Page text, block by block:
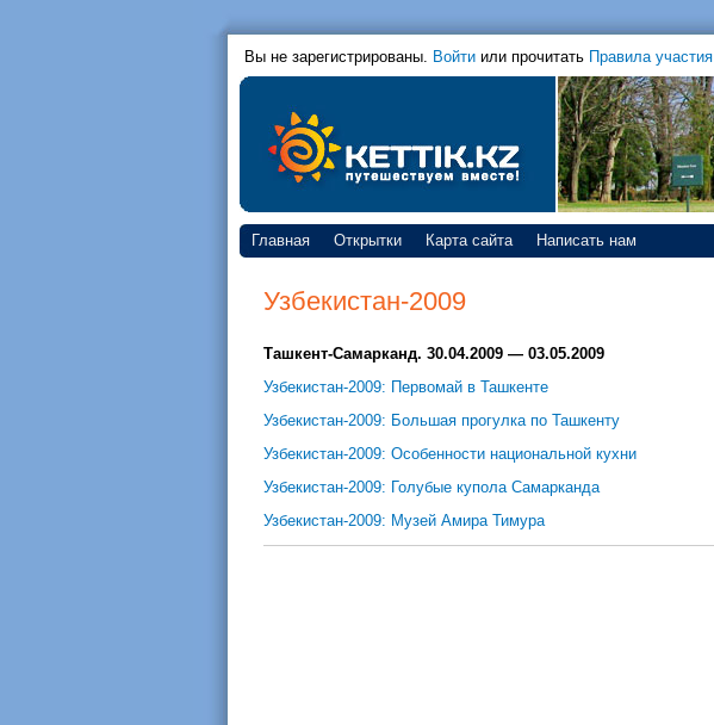
Вы не зарегистрированы. Войти или прочитать Правила участия
Главная Открытки Карта сайта Написать нам
Узбекистан-2009
Ташкент-Самарканд. 30.04.2009 — 03.05.2009
Узбекистан-2009: Первомай в Ташкенте
Узбекистан-2009: Большая прогулка по Ташкенту
Узбекистан-2009: Особенности национальной кухни
Узбекистан-2009: Голубые купола Самарканда
Узбекистан-2009: Музей Амира Тимура